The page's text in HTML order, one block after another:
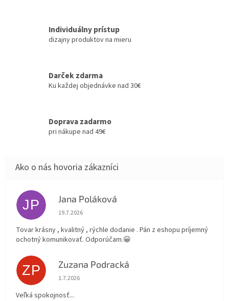
Individuálny prístup
dizajny produktov na mieru
Darček zdarma
Ku každej objednávke nad 30€
Doprava zadarmo
pri nákupe nad 49€
JP Jana Poláková
Hodnotenie obchodu je 5 z 5 hviezdičiek.
19.7.2026
Tovar krásny , kvalitný , rýchle dodanie . Pán z eshopu príjemný
ochotný komunikovať. Odporúčam.😀
ZP Zuzana Podracká
Hodnotenie obchodu je 5 z 5 hviezdičiek.
1.7.2026
Veľká spokojnosť...